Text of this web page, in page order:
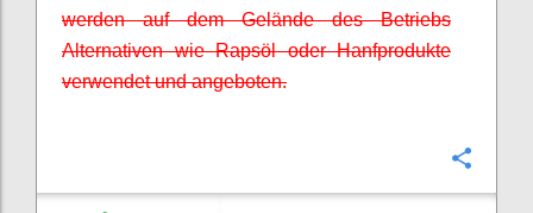
werden auf dem Gelände des Betriebs
Alternativen wie Rapsöl oder Hanfprodukte
verwendet und angeboten.